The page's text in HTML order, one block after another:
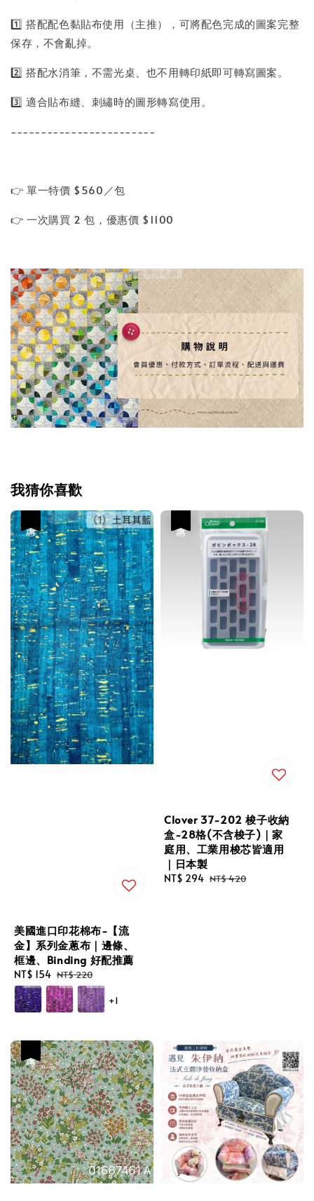
1️⃣ 搭配配色黏貼布使用（主推），可將配色完成的圖案完整
保存，不會亂掉。
2️⃣ 搭配水消筆，不需光桌、也不用轉印紙即可轉寫圖案。
3️⃣ 適合貼布縫、刺繡時的圖形轉寫使用。
------------------------
👉 單一特價 $560／包
👉 一次購買 2 包，優惠價 $1100
我猜你喜歡
美國進口印花棉布-【流
金】系列金蔥布｜邊條、
框邊、Binding 好配推薦
Sale
price
NT$ 154 Regular
price
NT$ 220
+1
Clover 37-202 梭子收納
盒-28格(不含梭子)｜家
庭用、工業用梭芯皆適用
｜日本製
Sale
NT$ 294 Regular
NT$ 420